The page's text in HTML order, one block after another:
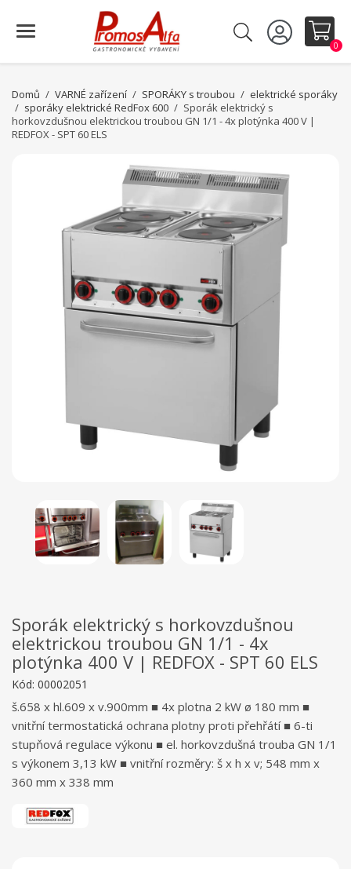
0
Domů VARNÉ zařízení SPORÁKY s troubou
elektrické sporáky
sporáky elektrické RedFox 600
Sporák elektrický s
horkovzdušnou elektrickou troubou GN 1/1 - 4x plotýnka 400 V |
REDFOX - SPT 60 ELS
Sporák elektrický s horkovzdušnou
elektrickou troubou GN 1/1 - 4x
plotýnka 400 V | REDFOX - SPT 60 ELS
Kód: 00002051
š.658 x hl.609 x v.900mm ■ 4x plotna 2 kW ø 180 mm ■
vnitřní termostatická ochrana plotny proti přehřátí ■ 6-ti
stupňová regulace výkonu ■ el. horkovzdušná trouba GN 1/1
s výkonem 3,13 kW ■ vnitřní rozměry: š x h x v; 548 mm x
360 mm x 338 mm